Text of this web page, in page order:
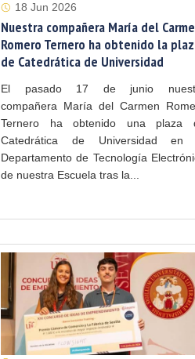
18 Jun 2026
Nuestra compañera María del
Romero Ternero ha obtenido la
de Catedrática de Universidad
El pasado 17 de junio
compañera María del Carmen
Ternero ha obtenido una plaza
Catedrática de Universidad en
Departamento de Tecnología
de nuestra Escuela tras la...